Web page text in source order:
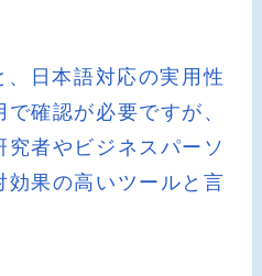
日本語対応の実用性
確認が必要ですが、
者やビジネスパーソ
効果の高いツールと言